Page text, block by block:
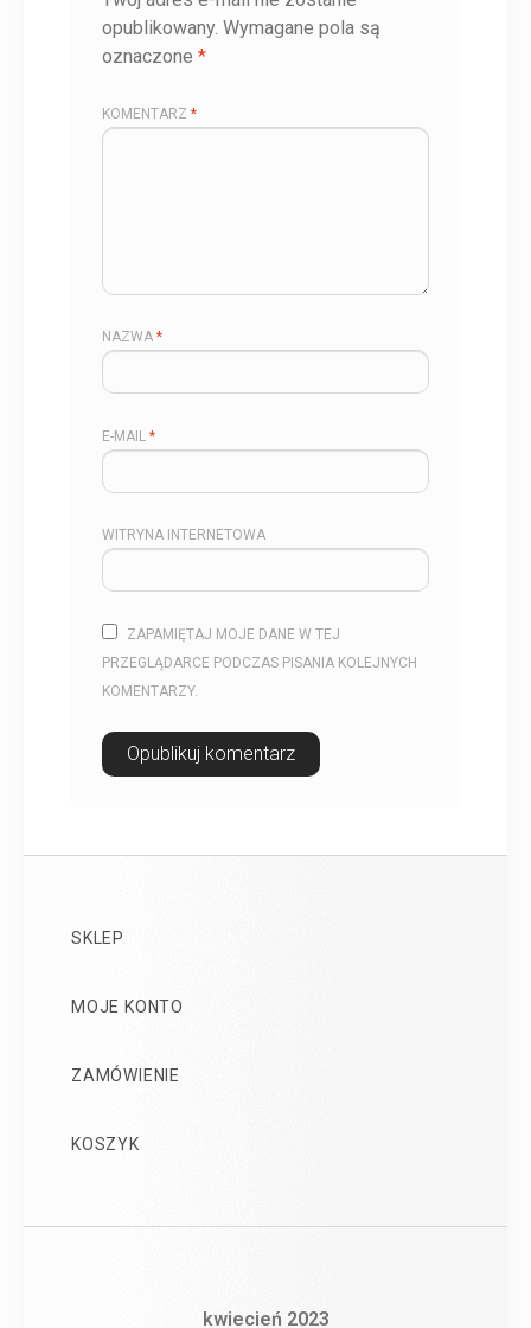
SKLEP
MOJE KONTO
ZAMÓWIENIE
KOSZYK
kwiecień 2023
opublikowany. Wymagane pola są
oznaczone *
KOMENTARZ *
NAZWA *
E-MAIL *
WITRYNA INTERNETOWA
ZAPAMIĘTAJ MOJE DANE W TEJ
PRZEGLĄDARCE PODCZAS PISANIA KOLEJNYCH
KOMENTARZY.